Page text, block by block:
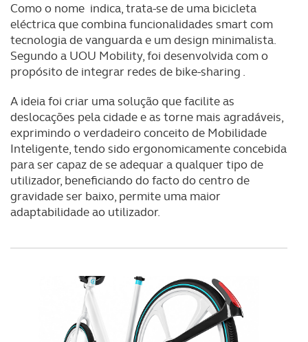
Como o nome indica, trata-se de uma bicicleta
eléctrica que combina funcionalidades smart com
tecnologia de vanguarda e um design minimalista.
Segundo a UOU Mobility, foi desenvolvida com o
propósito de integrar redes de bike-sharing .
A ideia foi criar uma solução que facilite as
deslocações pela cidade e as torne mais agradáveis,
exprimindo o verdadeiro conceito de Mobilidade
Inteligente, tendo sido ergonomicamente concebida
para ser capaz de se adequar a qualquer tipo de
utilizador, beneficiando do facto do centro de
gravidade ser baixo, permite uma maior
adaptabilidade ao utilizador.